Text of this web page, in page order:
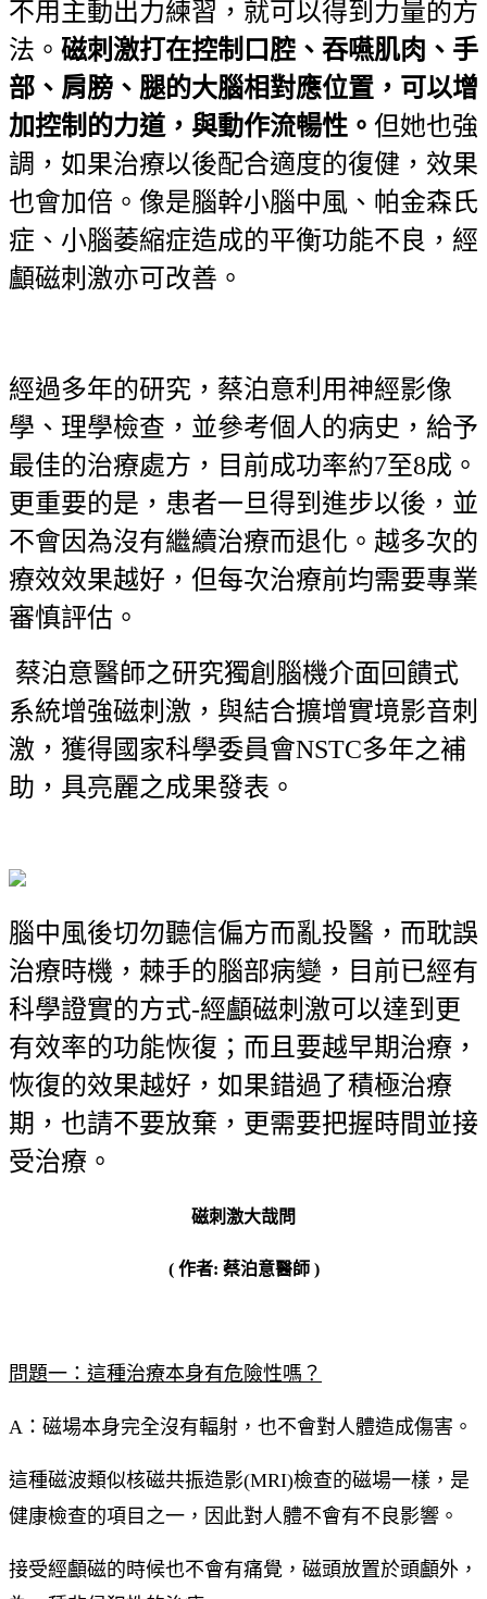
不用主動出力練習，就可以得到力量的方
法。 磁刺激打在控制口腔、吞嚥肌肉、手
部、肩膀、腿的大腦相對應位置，可以增
加控制的力道，與動作流暢性。 但她也強
調，如果治療以後配合適度的復健，效果
也會加倍。像是腦幹小腦中風、帕金森氏
症、小腦萎縮症造成的平衡功能不良，經
顱磁刺激亦可改善。
經過多年的研究，蔡泊意利用神經影像
學、理學檢查，並參考個人的病史，給予
最佳的治療處方，目前成功率約7至8成。
更重要的是，患者一旦得到進步以後，並
不會因為沒有繼續治療而退化。越多次的
療效效果越好，但每次治療前均需要專業
審慎評估。
蔡泊意醫師之研究獨創腦機介面回饋式
系統增強磁刺激，與結合擴增實境影音刺
激，獲得國家科學委員會NSTC多年之補
助，具亮麗之成果發表。
腦中風後切勿聽信偏方而亂投醫，而耽誤
治療時機，棘手的腦部病變，目前已經有
科學證實的方式-經顱磁刺激可以達到更
有效率的功能恢復；而且要越早期治療，
恢復的效果越好，如果錯過了積極治療
期，也請不要放棄，更需要把握時間並接
受治療。
磁刺激大哉問
( 作者: 蔡泊意醫師 )
問題一：這種治療本身有危險性嗎？
A：磁場本身完全沒有輻射，也不會對人體造成傷害。
這種磁波類似核磁共振造影(MRI)檢查的磁場一樣，是
健康檢查的項目之一，因此對人體不會有不良影響。
接受經顱磁的時候也不會有痛覺，磁頭放置於頭顱外，